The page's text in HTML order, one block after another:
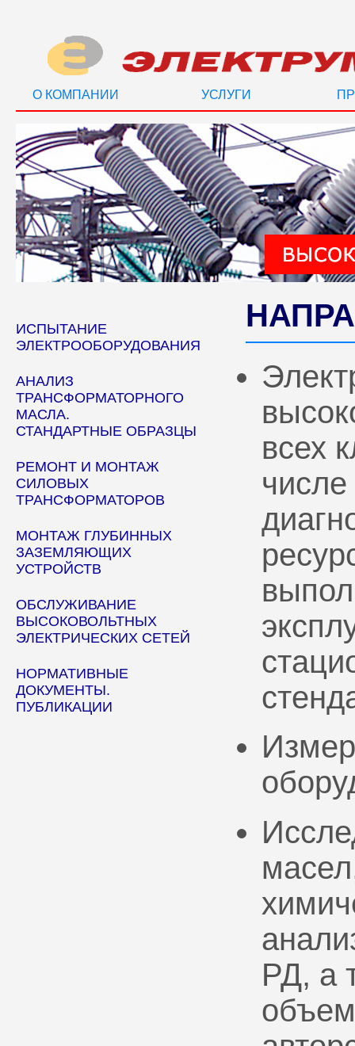
О КОМПАНИИ УСЛУГИ
ИСПЫТАНИЕ
ЭЛЕКТРООБОРУДОВАНИЯ
АНАЛИЗ
ТРАНСФОРМАТОРНОГО
МАСЛА.
СТАНДАРТНЫЕ ОБРАЗЦЫ
РЕМОНТ И МОНТАЖ
СИЛОВЫХ
ТРАНСФОРМАТОРОВ
МОНТАЖ ГЛУБИННЫХ
ЗАЗЕМЛЯЮЩИХ
УСТРОЙСТВ
ОБСЛУЖИВАНИЕ
ВЫСОКОВОЛЬТНЫХ
ЭЛЕКТРИЧЕСКИХ СЕТЕЙ
НОРМАТИВНЫЕ
ДОКУМЕНТЫ.
ПУБЛИКАЦИИ
всех
РД, а